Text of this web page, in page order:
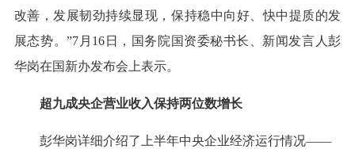
改善，发展韧劲持续显现，保持稳中向好、快中提质的发
展态势。”7月16日，国务院国资委秘书长、新闻发言人彭
华岗在国新办发布会上表示。
超九成央企营业收入保持两位数增长
彭华岗详细介绍了上半年中央企业经济运行情况——